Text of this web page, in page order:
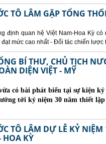
TÔ LÂM GẶP TỔNG
định quan hệ Việt Nam-Hoa Kỳ
mức cao nhất - Đối tác chiến lược
BÍ THƯ, CHỦ TỊCH
DIỆN VIỆT - MỸ
có bài phát biểu tại sự kiện
tới kỷ niệm 30 năm thiết
TÔ LÂM DỰ LỄ KỶ
HOA KỲ